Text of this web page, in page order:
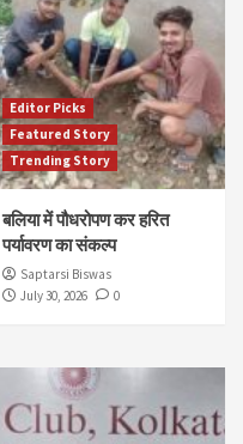
Editor Picks
Featured Story
Trending Story
बलिया में पौधरोपण कर हरित
पर्यावरण का संकल्प
Saptarsi Biswas
July 30, 2026
0